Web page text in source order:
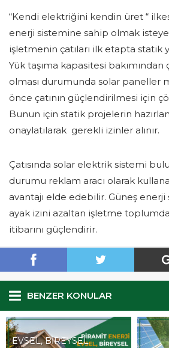
“Kendi elektriğini kendin üret “
enerji sistemine sahip olmak
işletmenin çatıları ilk etapta statik
Yük taşıma kapasitesi bakımından
olması durumunda solar paneller
önce çatının güçlendirilmesi için
Bunun için statik projelerin
onaylatılarak gerekli izinler alınır.
Çatısında solar elektrik sistemi
durumu reklam aracı olarak
avantajı elde edebilir. Güneş
ayak izini azaltan işletme
itibarını güçlendirir.
BENZER KONULAR
EVSEL, BİREYSEL